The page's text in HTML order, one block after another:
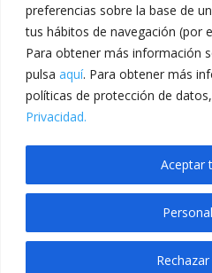
preferencias sobre la base de
tus hábitos de navegación (por
Para obtener más información
pulsa aquí. Para obtener más
políticas de protección de
Privacidad.
Aceptar
Aviso legal
Calle San Martín, 56 · 46980
Jojobet Giriş